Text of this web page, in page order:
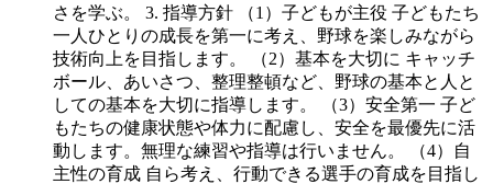
さを学ぶ。 3. 指導方針 （1）子どもが主役 子どもたち
一人ひとりの成長を第一に考え、野球を楽しみながら
技術向上を目指します。 （2）基本を大切に キャッチ
ボール、あいさつ、整理整頓など、野球の基本と人と
しての基本を大切に指導します。 （3）安全第一 子ど
もたちの健康状態や体力に配慮し、安全を最優先に活
動します。無理な練習や指導は行いません。 （4）自
主性の育成 自ら考え、行動できる選手の育成を目指し